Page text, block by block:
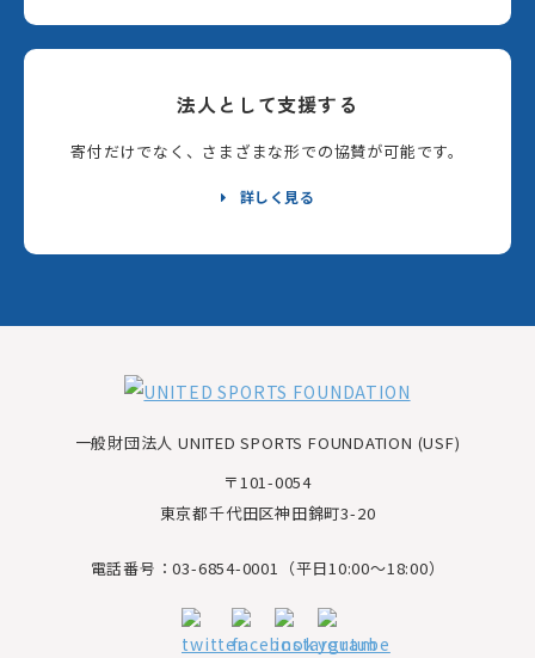
法人として支援する
寄付だけでなく、さまざまな形での協賛が可能です。
詳しく見る
一般財団法人 UNITED SPORTS FOUNDATION (USF)
〒101-0054
東京都千代田区神田錦町3-20
電話番号：03-6854-0001（平日10:00～18:00）